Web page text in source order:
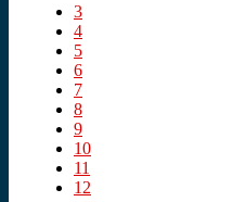
3
4
5
6
7
8
9
10
11
12